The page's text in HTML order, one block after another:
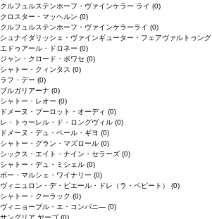
クルフュルステンホーフ・ヴァインケラー ライ (0)
クロスター・マッヘルン (0)
クルフュルステンホーフ・ヴァインケラーライ (0)
シュナイダリッシェ・ヴァインギューター・フェアヴァルトゥング
エドゥアール・ドロネー (0)
ジャン・クロード・ボワセ (0)
シャトー・クィンタス (0)
ラフ・デー (0)
ブルガリアーナ (0)
シャトー・レオー (0)
ドメーヌ・ブーロット・オーディ (0)
レ・トゥーレル・ド・ロングヴィル (0)
ドメーヌ・デュ・ペール・ギヨ (0)
シャトー・グラン・マズロール (0)
シックス・エイト・ナイン・セラーズ (0)
シャトー・デュ・ミシェル (0)
ボー・マルシェ・ワイナリー (0)
ヴィニュロン・デ・ピエール・ドレ（ラ・ペピート） (0)
シャトー・クーラック (0)
ヴィニョーブル・エ・コンパニ― (0)
サングリア ヤーゴ (0)